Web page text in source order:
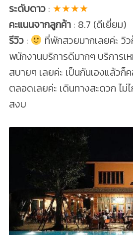
ระดับดาว: ★★★★
คะแนนจากลูกค้า: 8.7 (ดีเยี่ยม)
รีวิว:
ที่พักสวยมากเลยค่ะ วิ
พนักงานบริการดีมากๆ บริการเ
สบายๆ เลยค่ะ เป็นกันเองแล้ว
ตลอดเลยค่ะ เดินทางสะดวก ไม่
สงบ